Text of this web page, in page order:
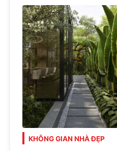
KHÔNG GIAN NHÀ ĐẸP